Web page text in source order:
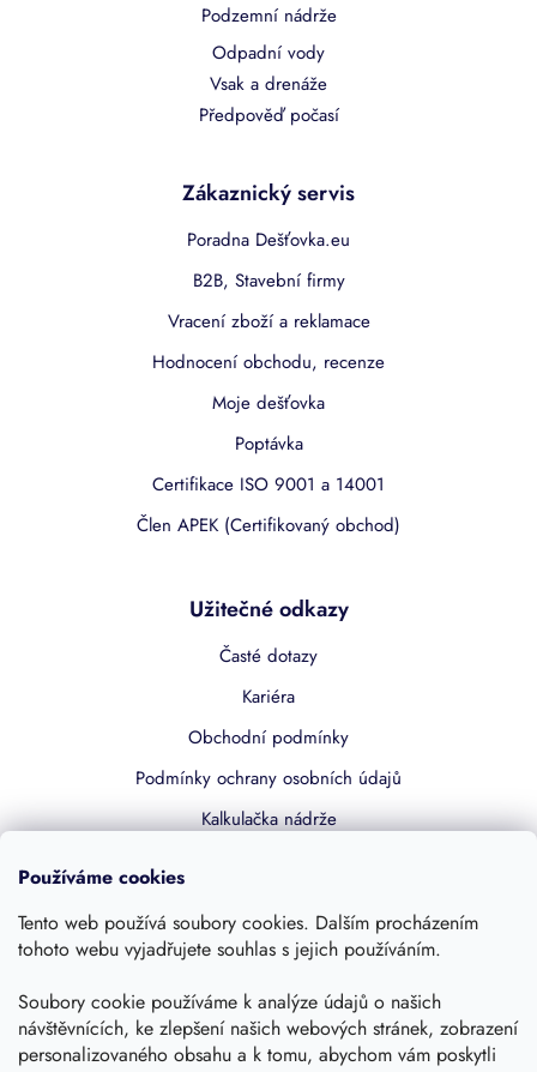
Používáme cookies
Tento web používá soubory cookies. Dalším procházením
tohoto webu vyjadřujete souhlas s jejich používáním.
Soubory cookie používáme k analýze údajů o našich
návštěvnících, ke zlepšení našich webových stránek, zobrazení
personalizovaného obsahu a k tomu, abychom vám poskytli
Podzemní nádrže
Odpadní vody
Vsak a drenáže
Předpověď počasí
Zákaznický servis
Poradna Dešťovka.eu
B2B, Stavební firmy
Vracení zboží a reklamace
Hodnocení obchodu, recenze
Moje dešťovka
Poptávka
Certifikace ISO 9001 a 14001
Člen APEK (Certifikovaný obchod)
Užitečné odkazy
Časté dotazy
Kariéra
Obchodní podmínky
Podmínky ochrany osobních údajů
Kalkulačka nádrže
Kontakty
Sledujte nás